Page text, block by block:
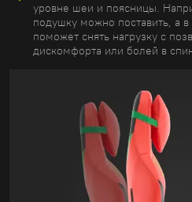
уровне шеи и поясницы.
подушку можно поставить, а
поможет снять нагрузку с
дискомфорта или болей в